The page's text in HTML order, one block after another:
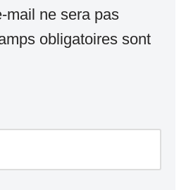
mail ne sera pas
obligatoires sont